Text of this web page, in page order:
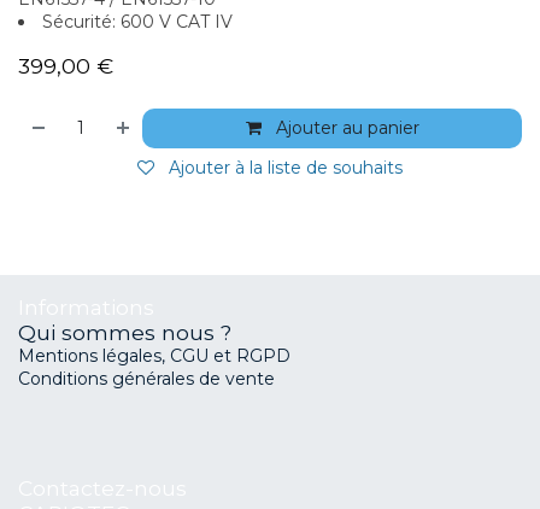
Sécurité: 600 V CAT IV
399,00 €
Ajouter au panier
Ajouter à la liste de souhaits
Qui sommes nous ?
Mentions légales, CGU et RGPD
Conditions générales de vente